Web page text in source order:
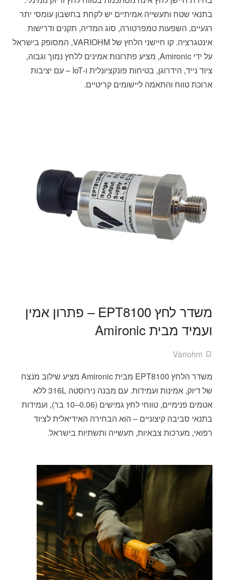
בתנאי שטח ותעשייה אמיתיים יש לקחת בחשבון עומסי יתר
רגעיים, השפעות טמפרטורה, סוג המדיה, תקנים ודרישות
אינטגרציה. קו חיישני הלחץ של VARIOHM, המסופק בישראל
על ידי Amironic, מציע פתרונות אמינים ללחץ נמוך וגבוה,
ציוד נייד, הידרוגן, בטיחות פונקציונלית ו-IoT – עם יציבות
ארוכת טווח והתאמה ליישומים קריטיים.
משדר לחץ EPT8100 – פתרון אמין
ועמיד מבית Amironic
Variohm
משדר הלחץ EPT8100 מבית Amironic מציע שילוב מנצח
של דיוק, אמינות ועמידות. עם מבנה נירוסטה 316L ללא
אטמים פנימיים, טווחי לחץ גמישים (0.06–10 בר), ועמידות
בתנאי סביבה קיצוניים – הוא הבחירה האידיאלית לציוד
רפואי, מערכות צבאיות, תעשייה ותשתיות בישראל.